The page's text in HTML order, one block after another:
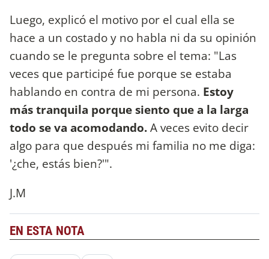
Luego, explicó el motivo por el cual ella se
hace a un costado y no habla ni da su opinión
cuando se le pregunta sobre el tema: "Las
veces que participé fue porque se estaba
hablando en contra de mi persona. Estoy
más tranquila porque siento que a la larga
todo se va acomodando.A veces evito decir
algo para que después mi familia no me diga:
'¿che, estás bien?'".
J.M
EN ESTA NOTA